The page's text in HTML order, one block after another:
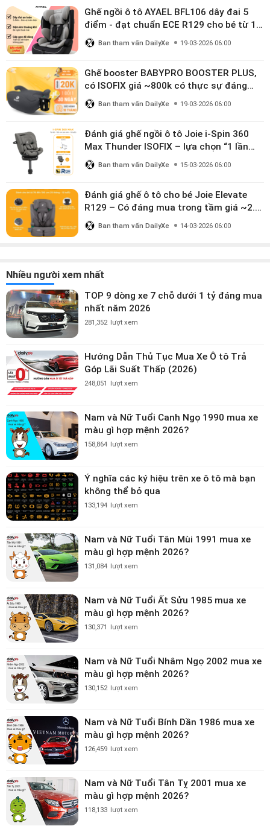
Ghế ngồi ô tô AYAEL BFL106 dây đai 5
điểm - đạt chuẩn ECE R129 cho bé từ 1–
10 tuổi
Ban tham vấn DailyXe 19-03-2026 06:00
Ghế booster BABYPRO BOOSTER PLUS,
có ISOFIX giá ~800k có thực sự đáng
mua?
Ban tham vấn DailyXe 19-03-2026 06:00
Đánh giá ghế ngồi ô tô Joie i-Spin 360
Max Thunder ISOFIX – lựa chọn “1 lần
dùng đến 12 năm” có đáng giá gần 9
triệu?
Ban tham vấn DailyXe 15-03-2026 06:00
Đánh giá ghế ô tô cho bé Joie Elevate
R129 – Có đáng mua trong tầm giá ~2.8
triệu?
Ban tham vấn DailyXe 14-03-2026 06:00
Nhiều người xem nhất
TOP 9 dòng xe 7 chỗ dưới 1 tỷ đáng mua
nhất năm 2026
281,352 lượt xem
Hướng Dẫn Thủ Tục Mua Xe Ô tô Trả
Góp Lãi Suất Thấp (2026)
248,051 lượt xem
Nam và Nữ Tuổi Canh Ngọ 1990 mua xe
màu gì hợp mệnh 2026?
158,864 lượt xem
Ý nghĩa các ký hiệu trên xe ô tô mà bạn
không thể bỏ qua
133,194 lượt xem
Nam và Nữ Tuổi Tân Mùi 1991 mua xe
màu gì hợp mệnh 2026?
131,084 lượt xem
Nam và Nữ Tuổi Ất Sửu 1985 mua xe
màu gì hợp mệnh 2026?
130,371 lượt xem
Nam và Nữ Tuổi Nhâm Ngọ 2002 mua xe
màu gì hợp mệnh 2026?
130,152 lượt xem
Nam và Nữ Tuổi Bính Dần 1986 mua xe
màu gì hợp mệnh 2026?
126,459 lượt xem
Nam và Nữ Tuổi Tân Tỵ 2001 mua xe
màu gì hợp mệnh 2026?
118,133 lượt xem